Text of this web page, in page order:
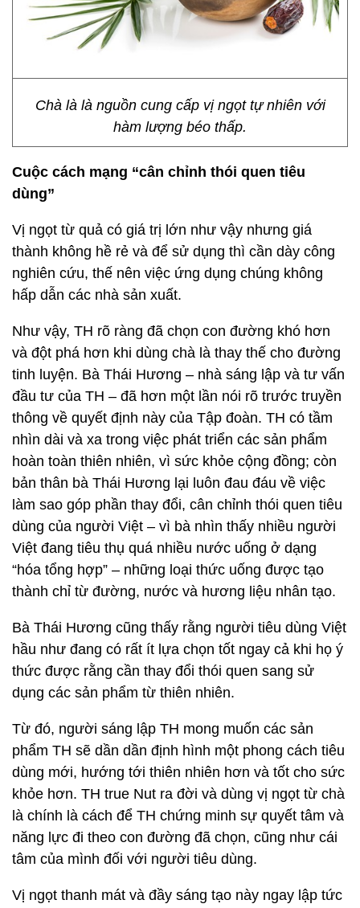
Chà là là nguồn cung cấp vị ngọt tự nhiên với
hàm lượng béo thấp.
Cuộc cách mạng “cân chỉnh thói quen tiêu
dùng”
Vị ngọt từ quả có giá trị lớn như vậy nhưng giá
thành không hề rẻ và để sử dụng thì cần dày công
nghiên cứu, thế nên việc ứng dụng chúng không
hấp dẫn các nhà sản xuất.
Như vậy, TH rõ ràng đã chọn con đường khó hơn
và đột phá hơn khi dùng chà là thay thế cho đường
tinh luyện. Bà Thái Hương – nhà sáng lập và tư vấn
đầu tư của TH – đã hơn một lần nói rõ trước truyền
thông về quyết định này của Tập đoàn. TH có tầm
nhìn dài và xa trong việc phát triển các sản phẩm
hoàn toàn thiên nhiên, vì sức khỏe cộng đồng; còn
bản thân bà Thái Hương lại luôn đau đáu về việc
làm sao góp phần thay đổi, cân chỉnh thói quen tiêu
dùng của người Việt – vì bà nhìn thấy nhiều người
Việt đang tiêu thụ quá nhiều nước uống ở dạng
“hóa tổng hợp” – những loại thức uống được tạo
thành chỉ từ đường, nước và hương liệu nhân tạo.
Bà Thái Hương cũng thấy rằng người tiêu dùng Việt
hầu như đang có rất ít lựa chọn tốt ngay cả khi họ ý
thức được rằng cần thay đổi thói quen sang sử
dụng các sản phẩm từ thiên nhiên.
Từ đó, người sáng lập TH mong muốn các sản
phẩm TH sẽ dần dần định hình một phong cách tiêu
dùng mới, hướng tới thiên nhiên hơn và tốt cho sức
khỏe hơn. TH true Nut ra đời và dùng vị ngọt từ chà
là chính là cách để TH chứng minh sự quyết tâm và
năng lực đi theo con đường đã chọn, cũng như cái
tâm của mình đối với người tiêu dùng.
Vị ngọt thanh mát và đầy sáng tạo này ngay lập tức